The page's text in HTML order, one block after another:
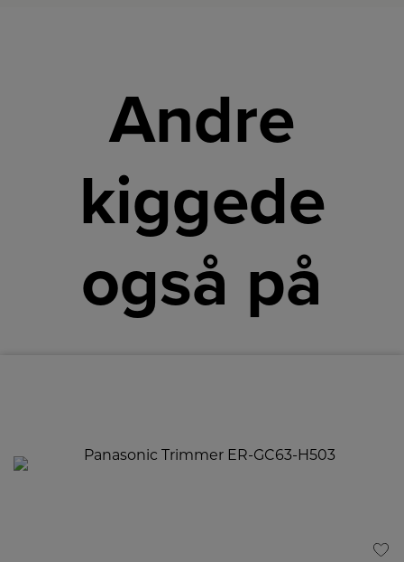
Andre
kiggede
også på